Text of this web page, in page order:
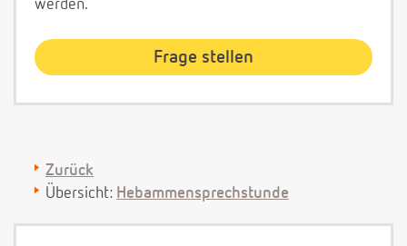
werden.
Zurück
Übersicht: Hebammensprechstunde